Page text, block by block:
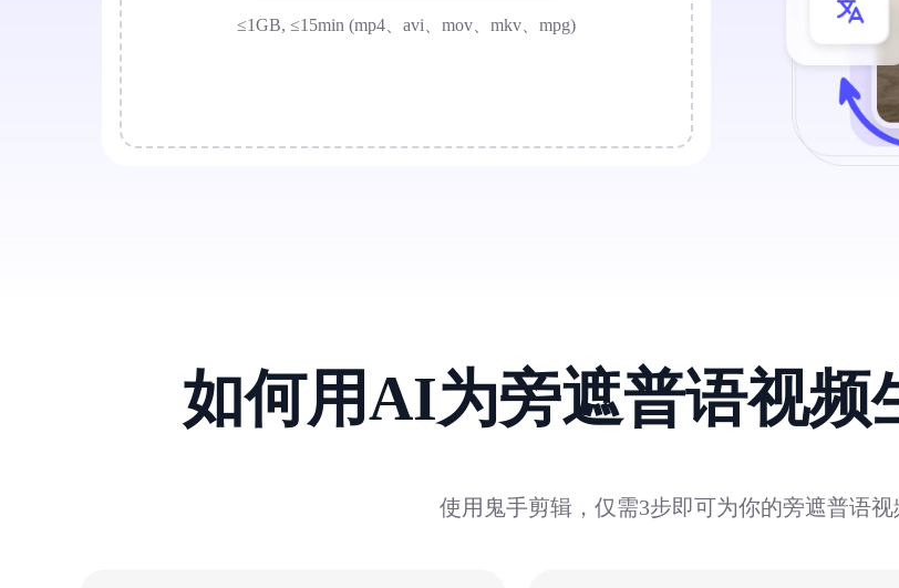
≤1GB, ≤15min (mp4、avi、mov、mkv、mpg)
如何用AI为旁遮普语视频
使用鬼手剪辑，仅需3步即可为你的旁遮普语